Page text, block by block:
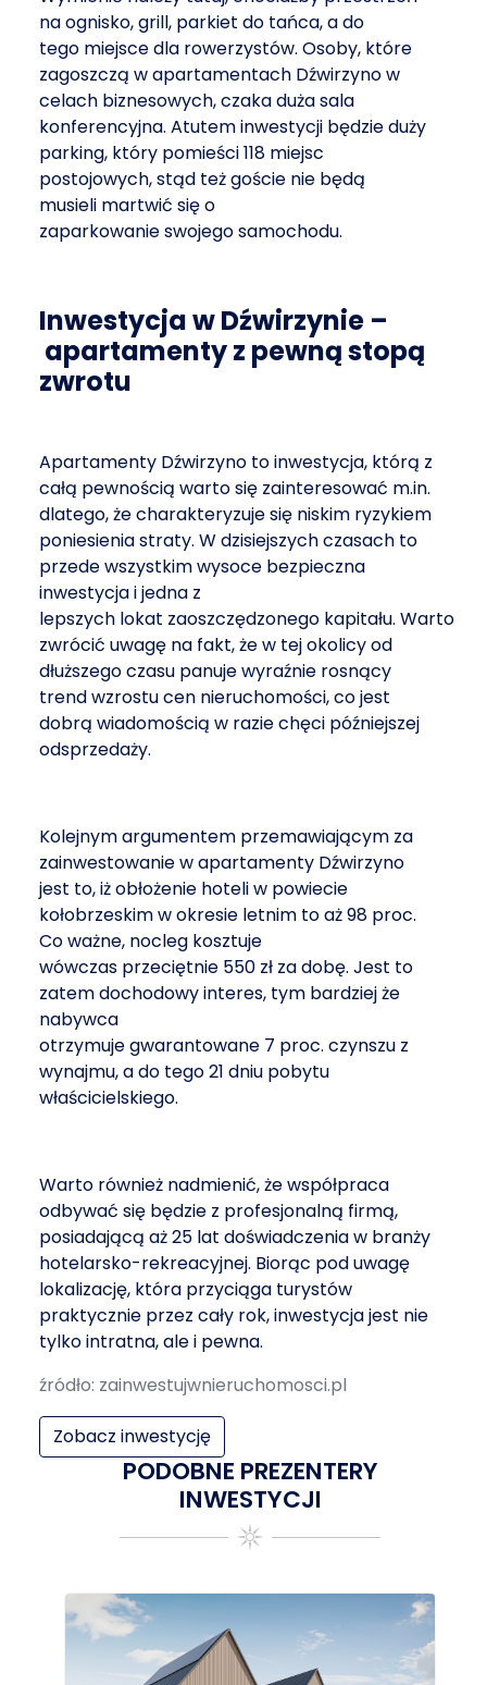
na ognisko, grill, parkiet do tańca, a do
tego miejsce dla rowerzystów. Osoby, które
zagoszczą w apartamentach Dźwirzyno w
celach biznesowych, czaka duża sala
konferencyjna. Atutem inwestycji będzie duży
parking, który pomieści 118 miejsc
postojowych, stąd też goście nie będą
musieli martwić się o
zaparkowanie swojego samochodu.
Inwestycja w Dźwirzynie –
apartamenty z pewną stopą
zwrotu
Apartamenty Dźwirzyno to inwestycja, którą z
całą pewnością warto się zainteresować m.in.
dlatego, że charakteryzuje się niskim ryzykiem
poniesienia straty. W dzisiejszych czasach to
przede wszystkim wysoce bezpieczna
inwestycja i jedna z
lepszych lokat zaoszczędzonego kapitału. Warto
zwrócić uwagę na fakt, że w tej okolicy od
dłuższego czasu panuje wyraźnie rosnący
trend wzrostu cen nieruchomości, co jest
dobrą wiadomością w razie chęci późniejszej
odsprzedaży.
Kolejnym argumentem przemawiającym za
zainwestowanie w apartamenty Dźwirzyno
jest to, iż obłożenie hoteli w powiecie
kołobrzeskim w okresie letnim to aż 98 proc.
Co ważne, nocleg kosztuje
wówczas przeciętnie 550 zł za dobę. Jest to
zatem dochodowy interes, tym bardziej że
nabywca
otrzymuje gwarantowane 7 proc. czynszu z
wynajmu, a do tego 21 dniu pobytu
właścicielskiego.
Warto również nadmienić, że współpraca
odbywać się będzie z profesjonalną firmą,
posiadającą aż 25 lat doświadczenia w branży
hotelarsko-rekreacyjnej. Biorąc pod uwagę
lokalizację, która przyciąga turystów
praktycznie przez cały rok, inwestycja jest nie
tylko intratna, ale i pewna.
źródło: zainwestujwnieruchomosci.pl
Zobacz inwestycję
PODOBNE PREZENTERY
INWESTYCJI